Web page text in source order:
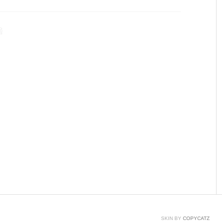
입니다.설치 후 실험에서는 정말 조용한 소음이..
SKIN BY COPYCATZ